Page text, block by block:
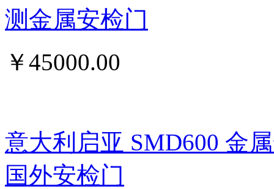
测金属安检门
￥45000.00
意大利启亚 SMD600 金
国外安检门